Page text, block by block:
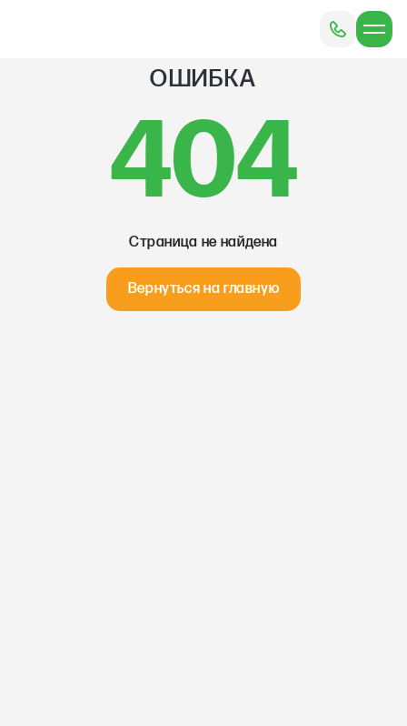
ОШИБКА
404
Страница не найдена
Вернуться на главную